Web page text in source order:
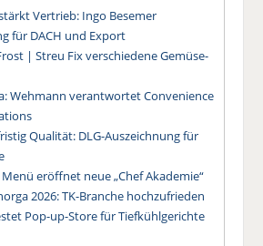
Vertrieb: Ingo Besemer
für DACH und Export
| Streu Fix verschiedene Gemüse-
Wehmann verantwortet Convenience
Qualität: DLG-Auszeichnung für
Menü eröffnet neue „Chef Akademie“
2026: TK-Branche hochzufrieden
Pop-up-Store für Tiefkühlgerichte